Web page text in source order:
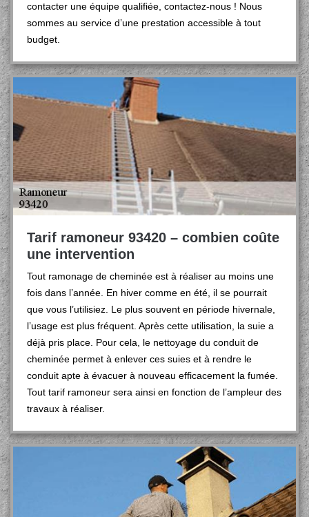
contacter une équipe qualifiée, contactez-nous ! Nous
sommes au service d’une prestation accessible à tout
budget.
Tarif ramoneur 93420 – combien coûte
une intervention
Tout ramonage de cheminée est à réaliser au moins une
fois dans l’année. En hiver comme en été, il se pourrait
que vous l’utilisiez. Le plus souvent en période hivernale,
l’usage est plus fréquent. Après cette utilisation, la suie a
déjà pris place. Pour cela, le nettoyage du conduit de
cheminée permet à enlever ces suies et à rendre le
conduit apte à évacuer à nouveau efficacement la fumée.
Tout tarif ramoneur sera ainsi en fonction de l’ampleur des
travaux à réaliser.